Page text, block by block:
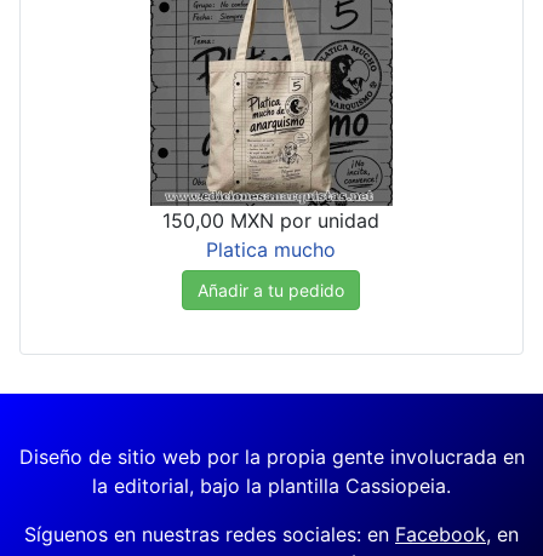
150,00 MXN por unidad
Platica mucho
Añadir a tu pedido
Diseño de sitio web por la propia gente involucrada en
la editorial, bajo la plantilla Cassiopeia.
Síguenos en nuestras redes sociales: en Facebook, en